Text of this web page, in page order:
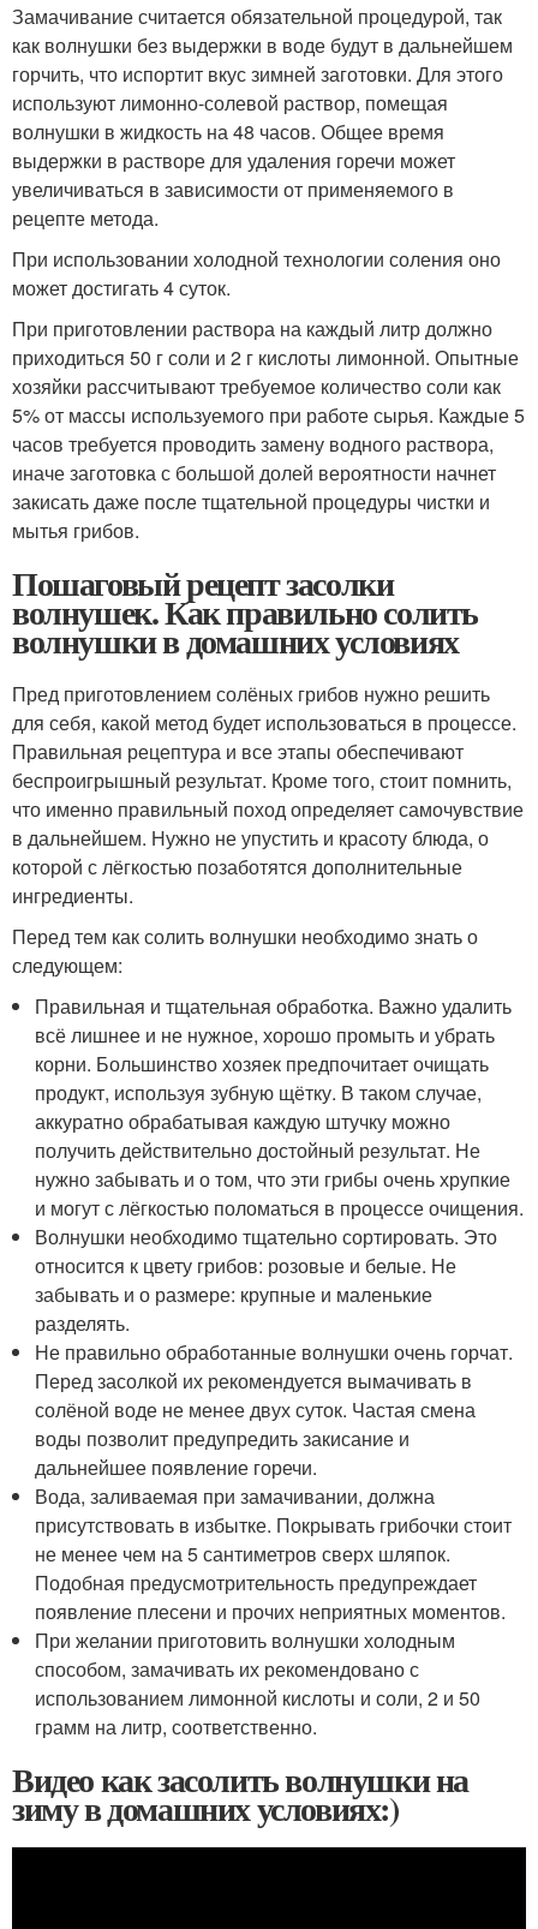
Замачивание считается обязательной процедурой, так
как волнушки без выдержки в воде будут в дальнейшем
горчить, что испортит вкус зимней заготовки. Для этого
используют лимонно-солевой раствор, помещая
волнушки в жидкость на 48 часов. Общее время
выдержки в растворе для удаления горечи может
увеличиваться в зависимости от применяемого в
рецепте метода.
При использовании холодной технологии соления оно
может достигать 4 суток.
При приготовлении раствора на каждый литр должно
приходиться 50 г соли и 2 г кислоты лимонной. Опытные
хозяйки рассчитывают требуемое количество соли как
5% от массы используемого при работе сырья. Каждые 5
часов требуется проводить замену водного раствора,
иначе заготовка с большой долей вероятности начнет
закисать даже после тщательной процедуры чистки и
мытья грибов.
Пошаговый рецепт засолки
волнушек. Как правильно солить
волнушки в домашних условиях
Пред приготовлением солёных грибов нужно решить
для себя, какой метод будет использоваться в процессе.
Правильная рецептура и все этапы обеспечивают
беспроигрышный результат. Кроме того, стоит помнить,
что именно правильный поход определяет самочувствие
в дальнейшем. Нужно не упустить и красоту блюда, о
которой с лёгкостью позаботятся дополнительные
ингредиенты.
Перед тем как солить волнушки необходимо знать о
следующем:
Правильная и тщательная обработка. Важно удалить
всё лишнее и не нужное, хорошо промыть и убрать
корни. Большинство хозяек предпочитает очищать
продукт, используя зубную щётку. В таком случае,
аккуратно обрабатывая каждую штучку можно
получить действительно достойный результат. Не
нужно забывать и о том, что эти грибы очень хрупкие
и могут с лёгкостью поломаться в процессе очищения.
Волнушки необходимо тщательно сортировать. Это
относится к цвету грибов: розовые и белые. Не
забывать и о размере: крупные и маленькие
разделять.
Не правильно обработанные волнушки очень горчат.
Перед засолкой их рекомендуется вымачивать в
солёной воде не менее двух суток. Частая смена
воды позволит предупредить закисание и
дальнейшее появление горечи.
Вода, заливаемая при замачивании, должна
присутствовать в избытке. Покрывать грибочки стоит
не менее чем на 5 сантиметров сверх шляпок.
Подобная предусмотрительность предупреждает
появление плесени и прочих неприятных моментов.
При желании приготовить волнушки холодным
способом, замачивать их рекомендовано с
использованием лимонной кислоты и соли, 2 и 50
грамм на литр, соответственно.
Видео как засолить волнушки на
зиму в домашних условиях:)